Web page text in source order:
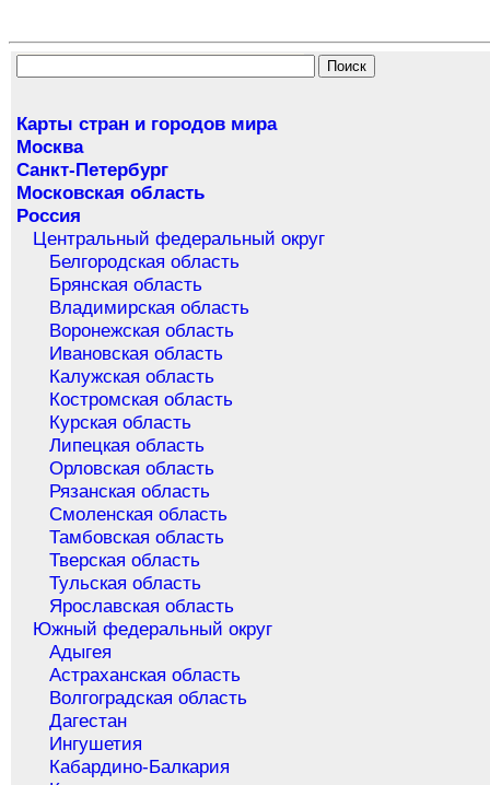
Карты стран и городов мира
Москва
Санкт-Петербург
Московская область
Россия
Центральный федеральный округ
Белгородская область
Брянская область
Владимирская область
Воронежская область
Ивановская область
Калужская область
Костромская область
Курская область
Липецкая область
Орловская область
Рязанская область
Смоленская область
Тамбовская область
Тверская область
Тульская область
Ярославская область
Южный федеральный округ
Адыгея
Астраханская область
Волгоградская область
Дагестан
Ингушетия
Кабардино-Балкария